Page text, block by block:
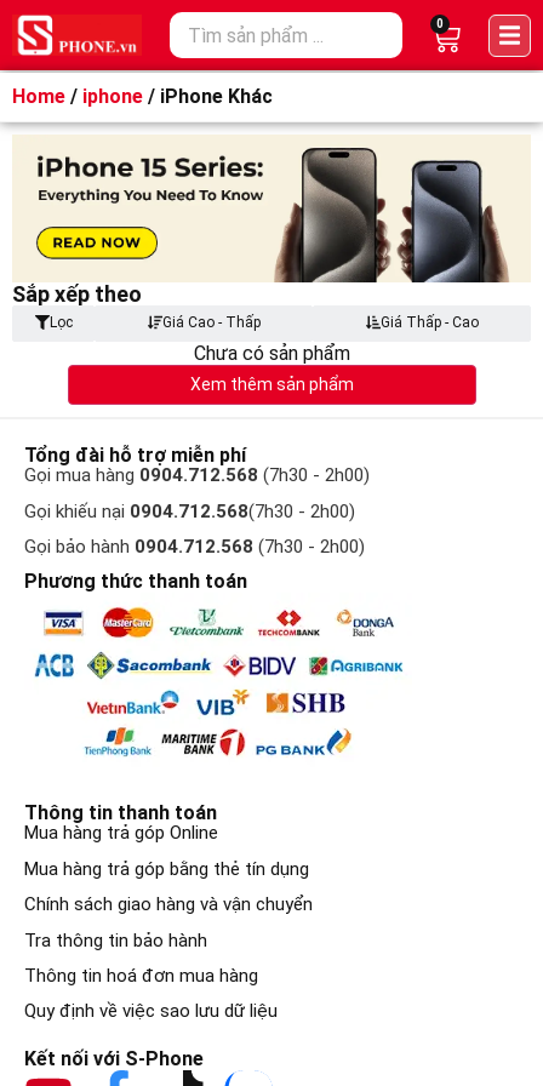
0
Home / iphone / iPhone Khác
Sắp xếp theo
Lọc Giá Cao - Thấp Giá Thấp - Cao
Chưa có sản phẩm
Xem thêm sản phẩm
Tổng đài hỗ trợ miễn phí
Gọi mua hàng 0904.712.568 (7h30 - 2h00)
Gọi khiếu nại 0904.712.568(7h30 - 2h00)
Gọi bảo hành 0904.712.568 (7h30 - 2h00)
Phương thức thanh toán
Thông tin thanh toán
Mua hàng trả góp Online
Mua hàng trả góp bằng thẻ tín dụng
Chính sách giao hàng và vận chuyển
Tra thông tin bảo hành
Thông tin hoá đơn mua hàng
Quy định về việc sao lưu dữ liệu
Kết nối với S-Phone